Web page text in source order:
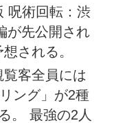
呪術回転：渋
が先公開され
される。
客全員には
ング」が2種
。 最強の2人